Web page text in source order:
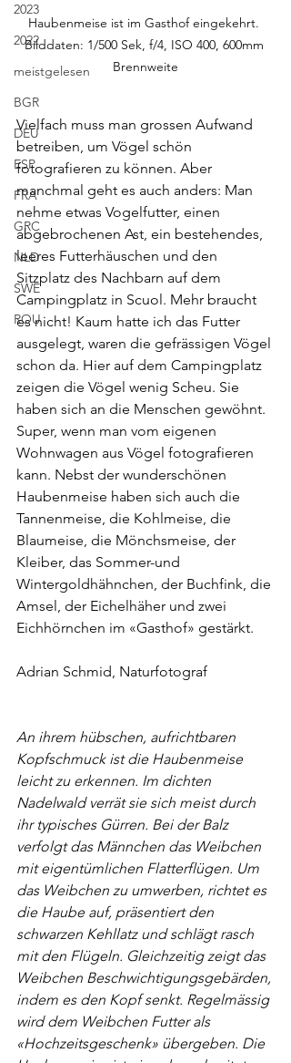
2023
2022
meistgelesen
BGR
DEU
ESP
FRA
GRC
NLD
SWE
ROU
Haubenmeise ist im Gasthof eingekehrt.
Bilddaten: 1/500 Sek, f/4, ISO 400, 600mm
Brennweite
Vielfach muss man grossen Aufwand
betreiben, um Vögel schön
fotografieren zu können. Aber
manchmal geht es auch anders: Man
nehme etwas Vogelfutter, einen
abgebrochenen Ast, ein bestehendes,
leeres Futterhäuschen und den
Sitzplatz des Nachbarn auf dem
Campingplatz in Scuol. Mehr braucht
es nicht! Kaum hatte ich das Futter
ausgelegt, waren die gefrässigen Vögel
schon da. Hier auf dem Campingplatz
zeigen die Vögel wenig Scheu. Sie
haben sich an die Menschen gewöhnt.
Super, wenn man vom eigenen
Wohnwagen aus Vögel fotografieren
kann. Nebst der wunderschönen
Haubenmeise haben sich auch die
Tannenmeise, die Kohlmeise, die
Blaumeise, die Mönchsmeise, der
Kleiber, das Sommer-und
Wintergoldhähnchen, der Buchfink, die
Amsel, der Eichelhäher und zwei
Eichhörnchen im «Gasthof» gestärkt.
Adrian Schmid, Naturfotograf
An ihrem hübschen, aufrichtbaren
Kopfschmuck ist die Haubenmeise
leicht zu erkennen. Im dichten
Nadelwald verrät sie sich meist durch
ihr typisches Gürren. Bei der Balz
verfolgt das Männchen das Weibchen
mit eigentümlichen Flatterflügen. Um
das Weibchen zu umwerben, richtet es
die Haube auf, präsentiert den
schwarzen Kehllatz und schlägt rasch
mit den Flügeln. Gleichzeitig zeigt das
Weibchen Beschwichtigungsgebärden,
indem es den Kopf senkt. Regelmässig
wird dem Weibchen Futter als
«Hochzeitsgeschenk» übergeben. Die